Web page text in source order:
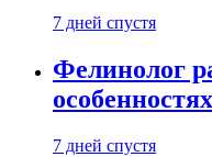
7 дней спустя
Фелинолог
7 дней спустя